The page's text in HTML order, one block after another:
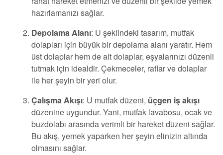
hazırlamanızı sağlar.
Depolama Alanı: U şeklindeki tasarım, mutfak
dolapları için büyük bir depolama alanı yaratır. Hem
üst dolaplar hem de alt dolaplar, eşyalarınızı düzenli
tutmak için idealdir. Çekmeceler, raflar ve dolaplar
ile her şeyin bir yeri olur.
Çalışma Akışı: U mutfak düzeni, üçgen iş akışı
düzenine uygundur. Yani, mutfak lavabosu, ocak ve
buzdolabı arasında verimli bir hareket düzeni sağlar.
Bu akış, yemek yaparken her şeyin elinizin altında
olmasını sağlar.